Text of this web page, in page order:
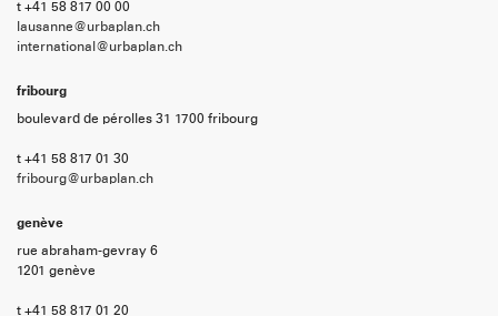
t +41 58 817 00 00
lausanne@urbaplan.ch
international@urbaplan.ch
fribourg
boulevard de pérolles 31 1700 fribourg
t +41 58 817 01 30
fribourg@urbaplan.ch
genève
rue abraham-gevray 6
1201 genève
t +41 58 817 01 20